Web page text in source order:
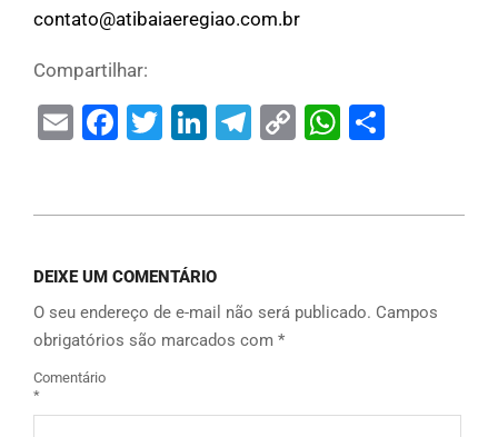
contato@atibaiaeregiao.com.br
Compartilhar:
EmailFacebook
Twitter
LinkedIn
Telegram
Copy
DEIXE UM COMENTÁRIO
O seu endereço de e-mail não será publicado. Campos
obrigatórios são marcados com *
Comentário
*